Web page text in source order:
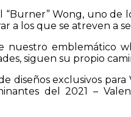
“Burner” Wong, uno
a los que se atreven a
nuestro
siguen su propio
diseños exclusivos
del 2021 –